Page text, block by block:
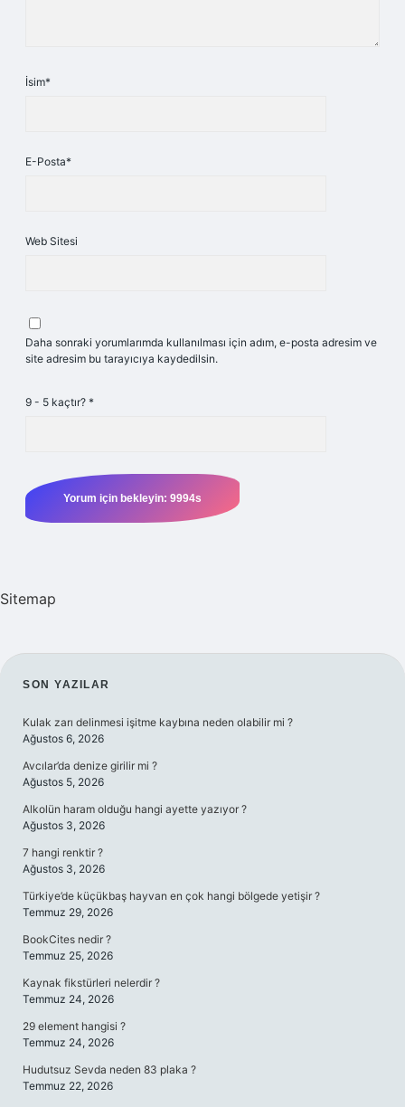
İsim*
E-Posta*
Web Sitesi
Daha sonraki yorumlarımda kullanılması için adım, e-posta adresim ve
site adresim bu tarayıcıya kaydedilsin.
9 - 5 kaçtır? *
Sitemap
SIDEBAR
SON YAZILAR
Kulak zarı delinmesi işitme kaybına neden olabilir mi ?
Ağustos 6, 2026
Avcılar’da denize girilir mi ?
Ağustos 5, 2026
Alkolün haram olduğu hangi ayette yazıyor ?
Ağustos 3, 2026
7 hangi renktir ?
Ağustos 3, 2026
Türkiye’de küçükbaş hayvan en çok hangi bölgede yetişir ?
Temmuz 29, 2026
BookCites nedir ?
Temmuz 25, 2026
Kaynak fikstürleri nelerdir ?
Temmuz 24, 2026
29 element hangisi ?
Temmuz 24, 2026
Hudutsuz Sevda neden 83 plaka ?
Temmuz 22, 2026